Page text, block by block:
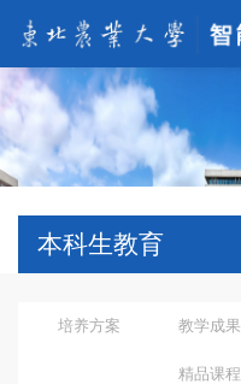
本科生教育
培养方案 教学成果
精品课程